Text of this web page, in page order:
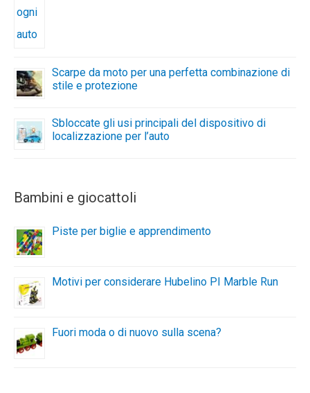
Scarpe da moto per una perfetta combinazione di
stile e protezione
Sbloccate gli usi principali del dispositivo di
localizzazione per l’auto
Bambini e giocattoli
Piste per biglie e apprendimento
Motivi per considerare Hubelino PI Marble Run
Fuori moda o di nuovo sulla scena?